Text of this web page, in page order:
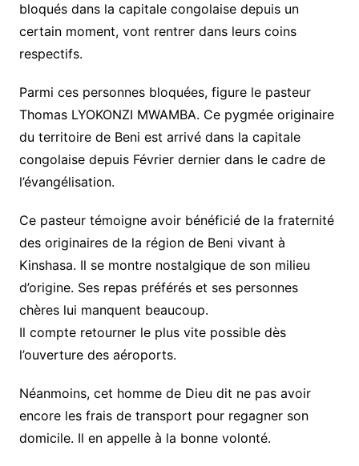
bloqués dans la capitale congolaise depuis un
certain moment, vont rentrer dans leurs coins
respectifs.
Parmi ces personnes bloquées, figure le pasteur
Thomas LYOKONZI MWAMBA. Ce pygmée originaire
du territoire de Beni est arrivé dans la capitale
congolaise depuis Février dernier dans le cadre de
l’évangélisation.
Ce pasteur témoigne avoir bénéficié de la fraternité
des originaires de la région de Beni vivant à
Kinshasa. Il se montre nostalgique de son milieu
d’origine. Ses repas préférés et ses personnes
chères lui manquent beaucoup.
Il compte retourner le plus vite possible dès
l’ouverture des aéroports.
Néanmoins, cet homme de Dieu dit ne pas avoir
encore les frais de transport pour regagner son
domicile. Il en appelle à la bonne volonté.